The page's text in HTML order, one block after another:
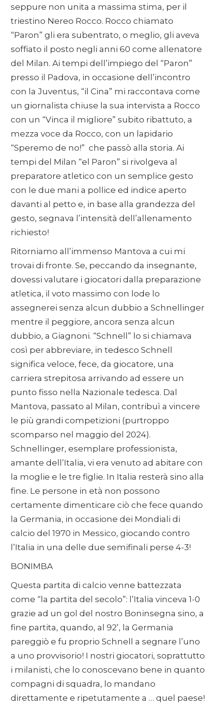
seppure non unita a massima stima, per il
triestino Nereo Rocco. Rocco chiamato
“Paron” gli era subentrato, o meglio, gli aveva
soffiato il posto negli anni 60 come allenatore
del Milan. Ai tempi dell’impiego del “Paron”
presso il Padova, in occasione dell’incontro
con la Juventus, “il Cina” mi raccontava come
un giornalista chiuse la sua intervista a Rocco
con un “Vinca il migliore” subito ribattuto, a
mezza voce da Rocco, con un lapidario
“Speremo de no!” che passò alla storia. Ai
tempi del Milan “el Paron” si rivolgeva al
preparatore atletico con un semplice gesto
con le due mani a pollice ed indice aperto
davanti al petto e, in base alla grandezza del
gesto, segnava l’intensità dell’allenamento
richiesto!
Ritorniamo all’immenso Mantova a cui mi
trovai di fronte. Se, peccando da insegnante,
dovessi valutare i giocatori dalla preparazione
atletica, il voto massimo con lode lo
assegnerei senza alcun dubbio a Schnellinger
mentre il peggiore, ancora senza alcun
dubbio, a Giagnoni. “Schnell” lo si chiamava
così per abbreviare, in tedesco Schnell
significa veloce, fece, da giocatore, una
carriera strepitosa arrivando ad essere un
punto fisso nella Nazionale tedesca. Dal
Mantova, passato al Milan, contribuì a vincere
le più grandi competizioni (purtroppo
scomparso nel maggio del 2024).
Schnellinger, esemplare professionista,
amante dell’Italia, vi era venuto ad abitare con
la moglie e le tre figlie. In Italia resterà sino alla
fine. Le persone in età non possono
certamente dimenticare ciò che fece quando
la Germania, in occasione dei Mondiali di
calcio del 1970 in Messico, giocando contro
l’Italia in una delle due semifinali perse 4-3!
BONIMBA
Questa partita di calcio venne battezzata
come “la partita del secolo”: l’Italia vinceva 1-0
grazie ad un gol del nostro Boninsegna sino, a
fine partita, quando, al 92’, la Germania
pareggiò e fu proprio Schnell a segnare l’uno
a uno provvisorio! I nostri giocatori, soprattutto
i milanisti, che lo conoscevano bene in quanto
compagni di squadra, lo mandano
direttamente e ripetutamente a … quel paese!